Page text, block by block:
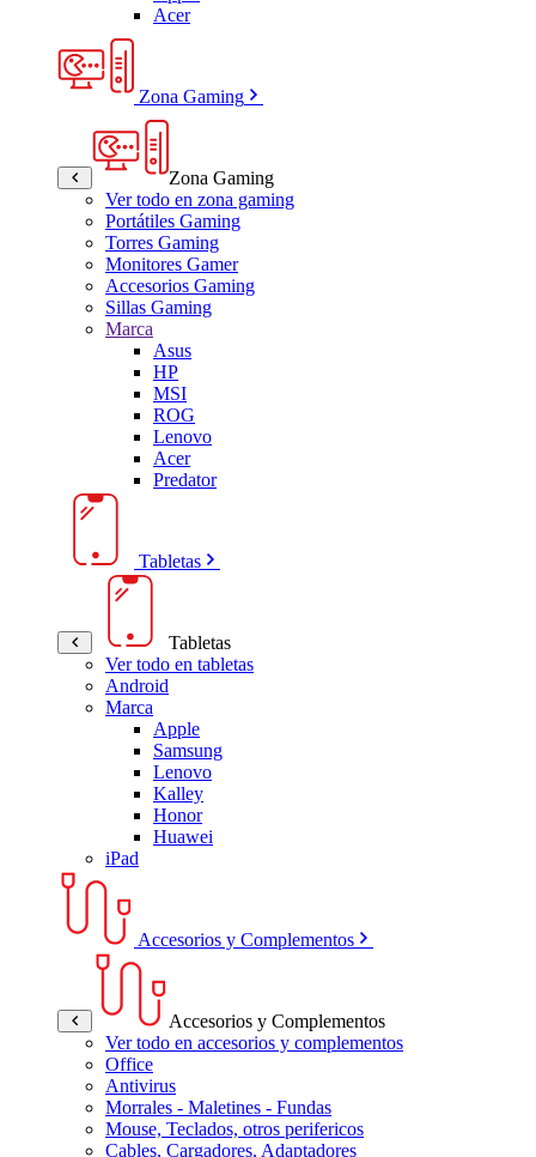
Acer
Zona Gaming
Zona Gaming
Ver todo en zona gaming
Portátiles Gaming
Torres Gaming
Monitores Gamer
Accesorios Gaming
Sillas Gaming
Marca
Asus
HP
MSI
ROG
Lenovo
Acer
Predator
Tabletas
Tabletas
Ver todo en tabletas
Android
Marca
Apple
Samsung
Lenovo
Kalley
Honor
Huawei
iPad
Accesorios y Complementos
Accesorios y Complementos
Ver todo en accesorios y complementos
Office
Antivirus
Morrales - Maletines - Fundas
Mouse, Teclados, otros perifericos
Cables, Cargadores, Adaptadores